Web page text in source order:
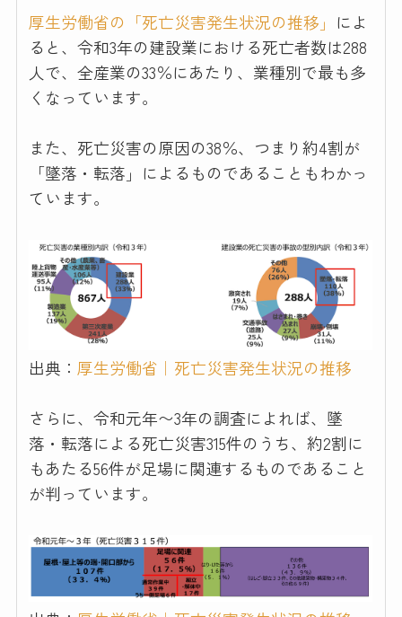
厚生労働省の「死亡災害発生状況の推移」 によ
ると、令和3年の建設業における死亡者数は288
人で、全産業の33％にあたり、業種別で最も多
くなっています。
また、死亡災害の原因の38％、つまり約4割が
「墜落・転落」によるものであることもわかっ
ています。
出典： 厚生労働省｜死亡災害発生状況の推移
さらに、令和元年〜3年の調査によれば、墜
落・転落による死亡災害315件のうち、約2割に
もあたる56件が足場に関連するものであること
が判っています。